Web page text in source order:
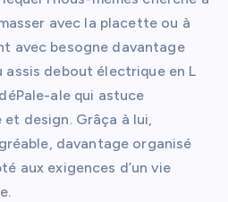
avec la placette ou à
avec besogne davantage
assis debout électrique en L
ale qui astuce
design. Grâça à lui,
davantage organisé
aux exigences d’un vie